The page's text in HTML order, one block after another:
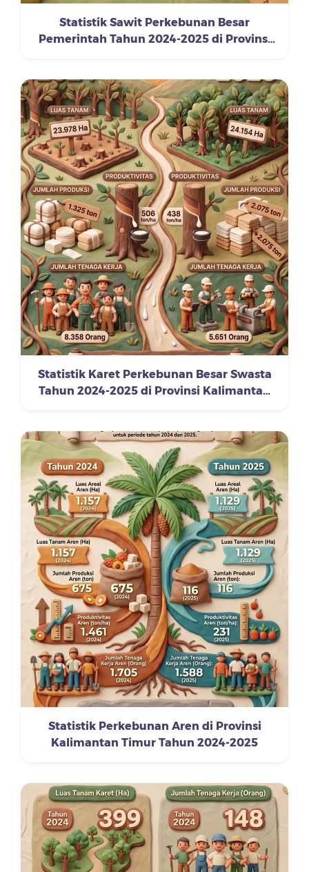
Statistik Sawit Perkebunan Besar
Pemerintah Tahun 2024-2025 di Provinsi
Statistik Karet Perkebunan Besar Swasta
Tahun 2024-2025 di Provinsi Kalimantan
Statistik Perkebunan Aren di Provinsi
Kalimantan Timur Tahun 2024-2025